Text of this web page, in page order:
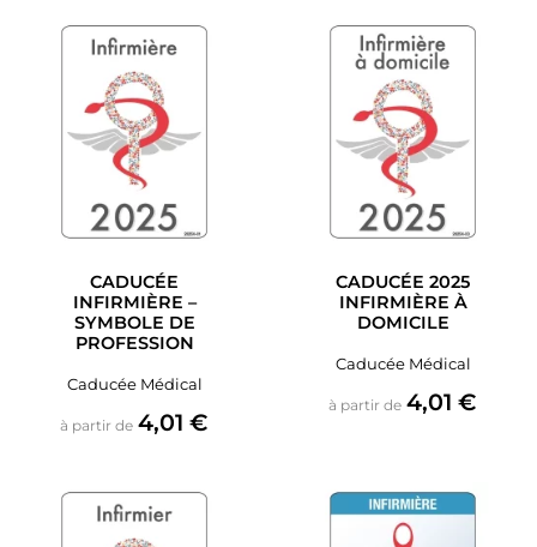
CADUCÉE
INFIRMIÈRE –
SYMBOLE DE
PROFESSION
Caducée Médical
à partir de Prix
4,01 €
CADUCÉE 2025
INFIRMIÈRE À
DOMICILE
Caducée Médical
à partir de Prix
4,01 €